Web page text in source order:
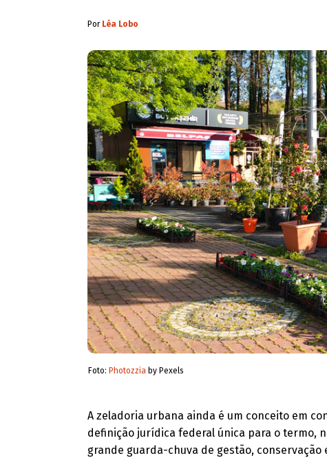
Por Léa Lobo
Foto: Photozziaby Pexels
A zeladoria urbana ainda é um conceito em
definição jurídica federal única para o termo,
grande guarda-chuva de gestão, conservação